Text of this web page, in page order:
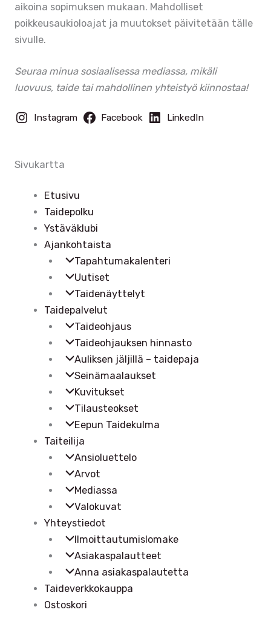
aikoina sopimuksen mukaan. Mahdolliset
poikkeusaukioloajat ja muutokset päivitetään tälle
sivulle.
Seuraa minua sosiaalisessa mediassa, mikäli
luovuus, taide tai mahdollinen yhteistyö kiinnostaa!
Instagram Facebook LinkedIn
Sivukartta
Etusivu
Taidepolku
Ystäväklubi
Ajankohtaista
Tapahtumakalenteri
Uutiset
Taidenäyttelyt
Taidepalvelut
Taideohjaus
Taideohjauksen hinnasto
Auliksen jäljillä – taidepaja
Seinämaalaukset
Kuvitukset
Tilausteokset
Eepun Taidekulma
Taiteilija
Ansioluettelo
Arvot
Mediassa
Valokuvat
Yhteystiedot
Ilmoittautumislomake
Asiakaspalautteet
Anna asiakaspalautetta
Taideverkkokauppa
Ostoskori